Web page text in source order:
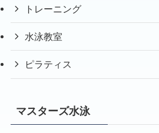
トレーニング
水泳教室
ピラティス
マスターズ水泳